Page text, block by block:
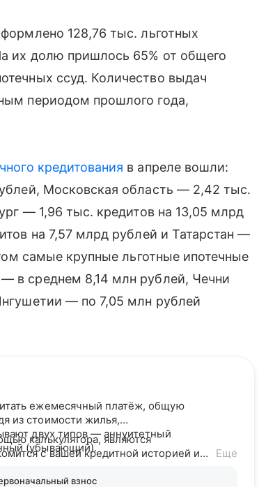
128,76 тыс. льготных
их долю пришлось 65% от общего
ссуд. Количество выдач
периодом прошлого года,
кредитования в апреле вошли:
Московская область — 2,42 тыс.
— 1,96 тыс. кредитов на 13,05 млрд
на 7,57 млрд рублей и Татарстан —
самые крупные льготные ипотечные
в среднем 8,14 млн рублей, Чечни
— по 7,05 млн рублей
ежемесячный платёж, общую
из стоимости жилья,
двух типов — аннуитетный
(убывающий).
калькулятора, являются
с вашей кредитной историей и
Еще
взнос